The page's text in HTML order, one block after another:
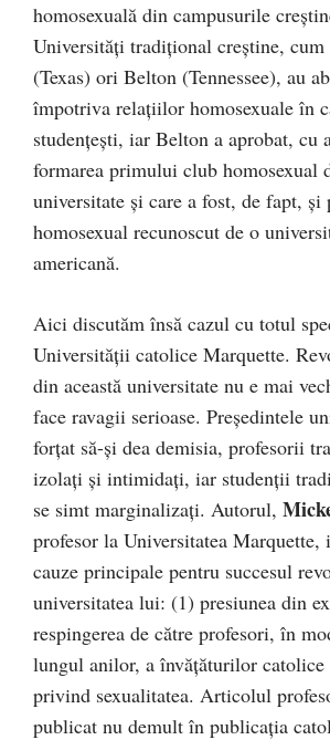
homosexuală din campusurile
Universităţi tradiţional creştine,
(Texas) ori Belton (Tennessee), au
împotriva relaţiilor homosexuale în
studenţeşti, iar Belton a aprobat, cu
formarea primului club homosexual
universitate și care a fost, de fapt,
homosexual recunoscut de o
americană.
Aici discutăm însă cazul cu totul
Universităţii catolice Marquette.
din această universitate nu e mai
face ravagii serioase. Preşedintele
forţat să-şi dea demisia, profesorii
izolaţi şi intimidaţi, iar studenţii
se simt marginalizaţi. Autorul,
profesor la Universitatea Marquette,
cauze principale pentru succesul
universitatea lui: (1) presiunea din
respingerea de către profesori, în
lungul anilor, a învăţăturilor
privind sexualitatea. Articolul
publicat nu demult în publicaţia